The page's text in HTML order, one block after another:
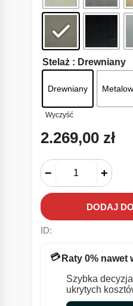
Stelaż : Drewniany
Drewniany
Wyczyść
2.269,00 zł
− +
DODAJ
ID:
💳 Raty 0% nawet
Szybka
ukrytych